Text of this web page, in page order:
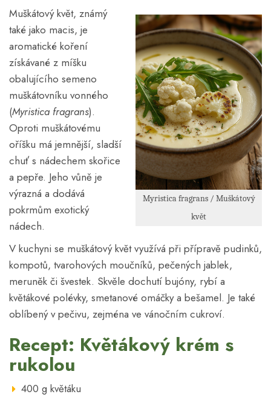
Myristica fragrans / Muškátový
květ
Muškátový květ, známý
také jako macis, je
aromatické koření
získávané z míšku
obalujícího semeno
muškátovníku vonného
(Myristica fragrans).
Oproti muškátovému
oříšku má jemnější, sladší
chuť s nádechem skořice
a pepře. Jeho vůně je
výrazná a dodává
pokrmům exotický
nádech.
V kuchyni se muškátový květ využívá při přípravě pudinků,
kompotů, tvarohových moučníků, pečených jablek,
meruněk či švestek. Skvěle dochutí bujóny, rybí a
květákové polévky, smetanové omáčky a bešamel. Je také
oblíbený v pečivu, zejména ve vánočním cukroví.
Recept: Květákový krém s
rukolou
400 g květáku